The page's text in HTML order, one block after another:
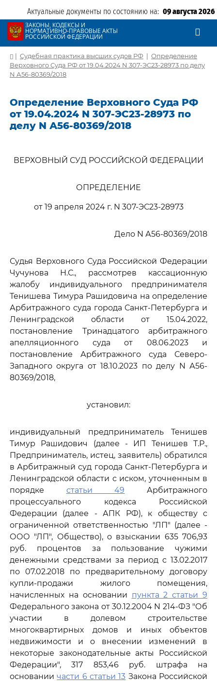
Актуальные документы по состоянию на: 09 августа 2026
ЗАКОНЫ, КОДЕКСЫ И
НОРМАТИВНО-ПРАВОВЫЕ АКТЫ
РОССИЙСКОЙ ФЕДЕРАЦИИ
| Судебная практика высших судов РФ | Определение
Верховного Суда РФ от 19.04.2024 N 307-ЭС23-28973 по делу
N А56-80369/2018
Определение Верховного Суда РФ
от 19.04.2024 N 307-ЭС23-28973 по
делу N А56-80369/2018
ВЕРХОВНЫЙ СУД РОССИЙСКОЙ ФЕДЕРАЦИИ
ОПРЕДЕЛЕНИЕ
от 19 апреля 2024 г. N 307-ЭС23-28973
Дело N А56-80369/2018
Судья Верховного Суда Российской Федерации
Чучунова Н.С., рассмотрев кассационную
жалобу индивидуального предпринимателя
Тенишева Тимура Рашидовича на определение
Арбитражного суда города Санкт-Петербурга и
Ленинградской области от 15.04.2022,
постановление Тринадцатого арбитражного
апелляционного суда от 08.06.2023 и
постановление Арбитражного суда Северо-
Западного округа от 18.10.2023 по делу N А56-
80369/2018,
установил:
индивидуальный предприниматель Тенишев
Тимур Рашидович (далее - ИП Тенишев Т.Р.,
Предприниматель, истец, заявитель) обратился
в Арбитражный суд города Санкт-Петербурга и
Ленинградской области с иском, уточненным в
порядке статьи 49 Арбитражного
процессуального кодекса Российской
Федерации (далее - АПК РФ), к обществу с
ограниченной ответственностью "ЛП" (далее -
ООО "ЛП", Общество), о взыскании 635 706,93
руб. процентов за пользование чужими
денежными средствами за период с 13.02.2017
по 07.02.2018 по предварительному договору
купли-продажи жилого помещения,
начисленных на основании пункта 2 статьи 9
Федерального закона от 30.12.2004 N 214-ФЗ "Об
участии в долевом строительстве
многоквартирных домов и иных объектов
недвижимости и о внесении изменений в
некоторые законодательные акты Российской
Федерации", 317 853,46 руб. штрафа на
основаниичасти 6 статьи 13 Закона Российской